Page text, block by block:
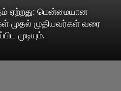
ஏற்றது: மென்மையான
முதல் முதியவர்கள் வரை
முடியும்.